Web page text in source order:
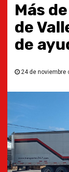
Más
de
de
24 de noviembre